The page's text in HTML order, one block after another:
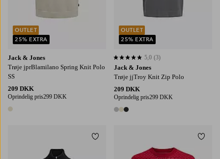
Jack & Jones
Trøje jprBlamilano Spring Knit Polo
SS
209 DKK
Oprindelig pris299 DKK
1 farve
OUTLET
25% EXTRA
Jack & Jones
Trøje jjTroy Knit Zip Polo
209 DKK
Oprindelig pris299 DKK
3 farver
5,0 baseret på 3 bedømmelser
5,0 (3)
OUTLET
25% EXTRA
Tilføj til favoritter
6XL XL2XL